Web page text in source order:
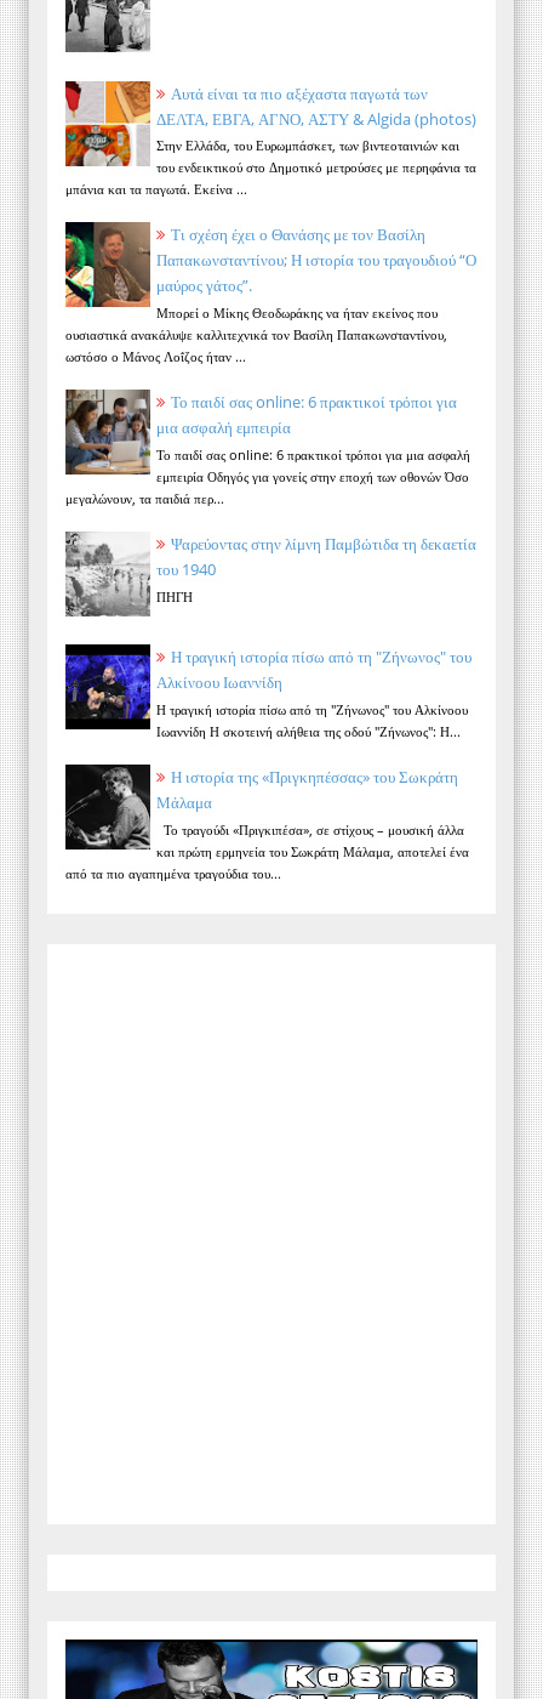
Αυτά είναι τα πιο αξέχαστα παγωτά των
ΔΕΛΤΑ, ΕΒΓΑ, ΑΓΝΟ, ΑΣΤΥ & Algida (photos)
Στην Ελλάδα, του Ευρωμπάσκετ, των βιντεοταινιών και
του ενδεικτικού στο Δημοτικό μετρούσες με περηφάνια τα
μπάνια και τα παγωτά. Εκείνα ...
Τι σχέση έχει ο Θανάσης με τον Βασίλη
Παπακωνσταντίνου; Η ιστορία του τραγουδιού “Ο
μαύρος γάτος”.
Μπορεί ο Μίκης Θεοδωράκης να ήταν εκείνος που
ουσιαστικά ανακάλυψε καλλιτεχνικά τον Βασίλη Παπακωνσταντίνου,
ωστόσο ο Μάνος Λοΐζος ήταν ...
Το παιδί σας online: 6 πρακτικοί τρόποι για
μια ασφαλή εμπειρία
Το παιδί σας online: 6 πρακτικοί τρόποι για μια ασφαλή
εμπειρία Οδηγός για γονείς στην εποχή των οθονών Όσο
μεγαλώνουν, τα παιδιά περ...
Ψαρεύοντας στην λίμνη Παμβώτιδα τη δεκαετία
του 1940
ΠΗΓΗ
Η τραγική ιστορία πίσω από τη "Ζήνωνος" του
Αλκίνοου Ιωαννίδη
Η τραγική ιστορία πίσω από τη "Ζήνωνος" του Αλκίνοου
Ιωαννίδη Η σκοτεινή αλήθεια της οδού "Ζήνωνος": Η...
Η ιστορία της «Πριγκηπέσσας» του Σωκράτη
Μάλαμα
Το τραγούδι «Πριγκιπέσα», σε στίχους – μουσική άλλα
και πρώτη ερμηνεία του Σωκράτη Μάλαμα, αποτελεί ένα
από τα πιο αγαπημένα τραγούδια του...